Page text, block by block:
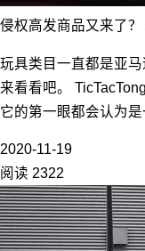
侵权高发商品又来了
玩具类目一直都是亚
来看看吧。
它的第一眼都会认为
2020-11-19
阅读 2322